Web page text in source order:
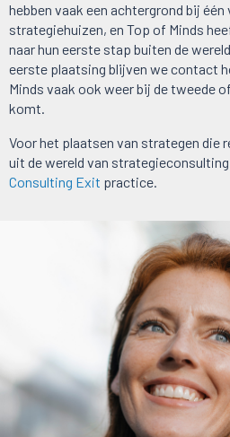
hebben vaak een achtergrond bij één
strategiehuizen, en Top of Minds
naar hun eerste stap buiten de
eerste plaatsing blijven we contact
Minds vaak ook weer bij de tweede
komt.
Voor het plaatsen van strategen
uit de wereld van
Consulting Exit practice.